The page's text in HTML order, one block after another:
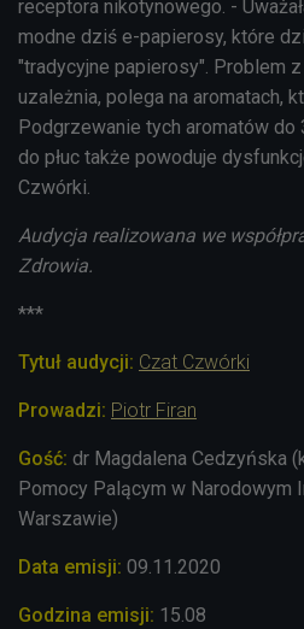
receptora nikotynowego. -
modne dziś e-papierosy, które
"tradycyjne papierosy". Problem
uzależnia, polega na aromatach,
Podgrzewanie tych aromatów
do płuc także powoduje
Czwórki.
Audycja realizowana we
Zdrowia.
***
Tytuł audycji: Czat Czwórki
Prowadzi: Piotr Firan
Gość: dr Magdalena Cedzyńska (
Pomocy Palącym w Narodowym
Warszawie)
Data emisji: 09.11.2020
Godzina emisji: 15.08